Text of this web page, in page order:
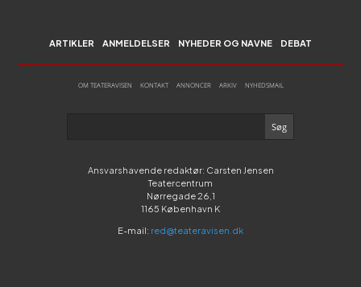
ARTIKLER ANMELDELSER NYHEDER OG NAVNE DEBAT
OM TEATERAVISEN KONTAKT ANNONCER ARKIV NYHEDSMAIL
Ansvarshavende redaktør: Carsten Jensen
Teatercentrum
Nørregade 26,1
1165 København K
E-mail: red@teateravisen.dk